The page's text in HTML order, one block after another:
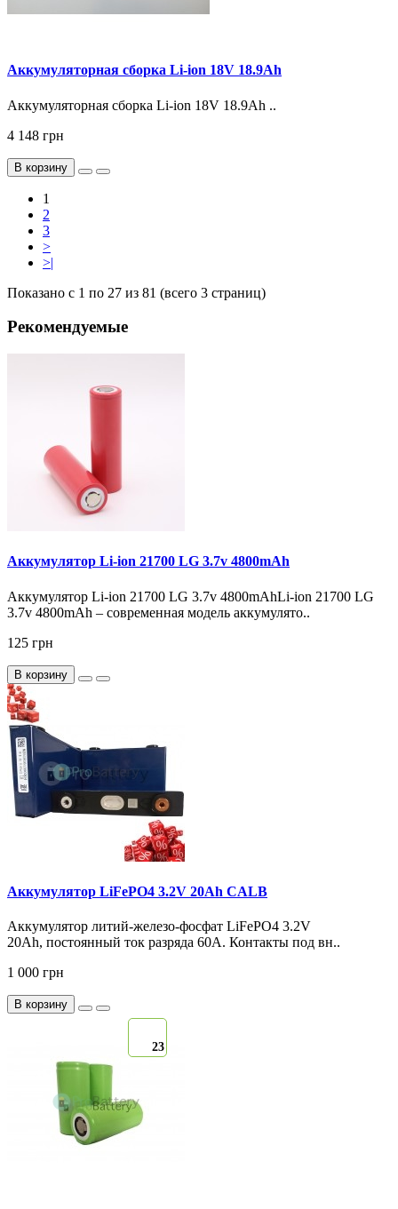
Аккумуляторная сборка Li-ion 18V 18.9Ah
Аккумуляторная сборка Li-ion 18V 18.9Ah ..
4 148 грн
В корзину
1
2
3
>
>|
Показано с 1 по 27 из 81 (всего 3 страниц)
Рекомендуемые
Аккумулятор Li-ion 21700 LG 3.7v 4800mAh
Аккумулятор Li-ion 21700 LG 3.7v 4800mAhLi-ion 21700 LG
3.7v 4800mAh – современная модель аккумулято..
125 грн
В корзину
Аккумулятор LiFePO4 3.2V 20Ah CALB
Аккумулятор литий-железо-фосфат LiFePO4 3.2V
20Ah, постоянный ток разряда 60А. Контакты под вн..
1 000 грн
В корзину
23